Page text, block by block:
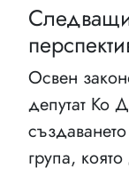
Освен
депутат Ко
група,